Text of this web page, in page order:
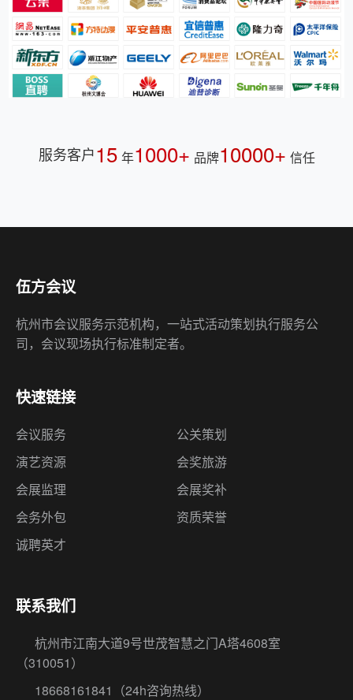
服务客户15 年1000+ 品牌10000+ 信任
伍方会议
杭州市会议服务示范机构，一站式活动策划执行服务公
司，会议现场执行标准制定者。
快速链接
会议服务
公关策划
演艺资源
会奖旅游
会展监理
会展奖补
会务外包
资质荣誉
诚聘英才
联系我们
杭州市江南大道9号世茂智慧之门A塔4608室
（310051）
18668161841
（24h咨询热线）